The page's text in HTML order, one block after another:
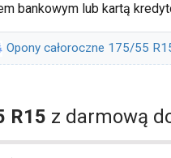
bankowym lub kartą
Opony całoroczne 175/55
R15 z darmową